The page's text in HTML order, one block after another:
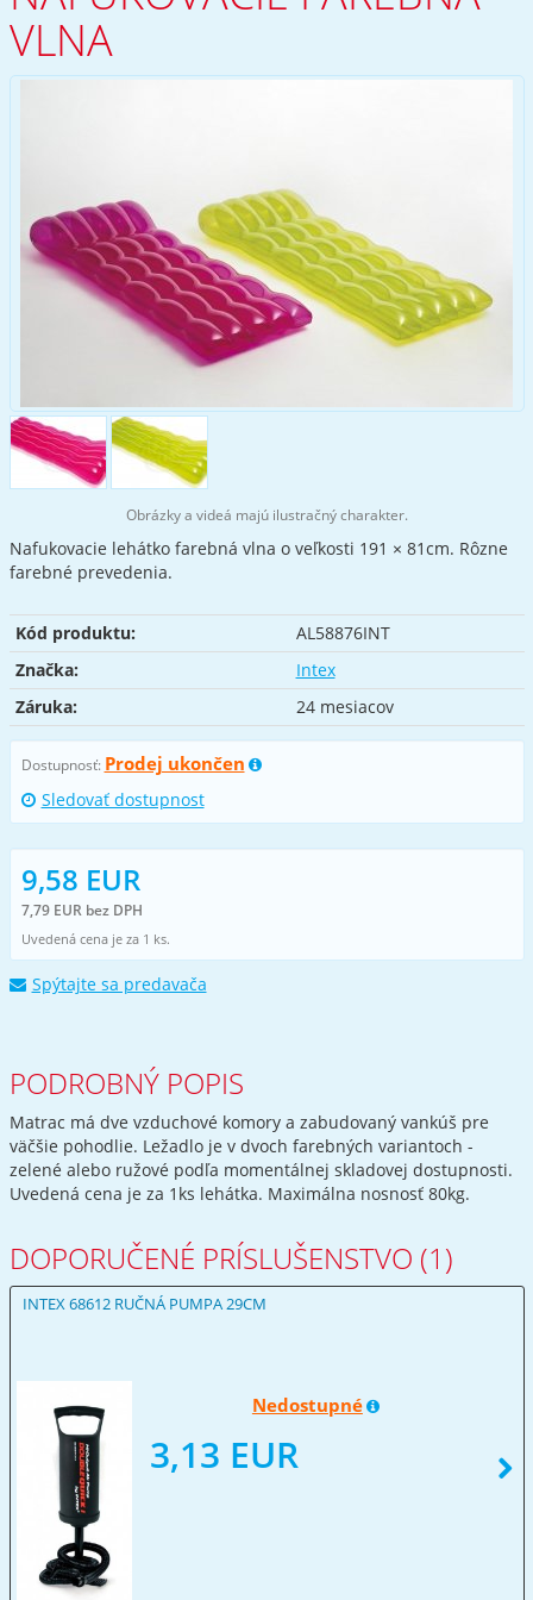
VLNA
Obrázky a videá majú ilustračný charakter.
Nafukovacie lehátko farebná vlna o veľkosti 191 × 81cm. Rôzne
farebné prevedenia.
Kód produktu:
AL58876INT
Značka:
Intex
Záruka:
24 mesiacov
Dostupnosť: Prodej ukončen
Sledovať dostupnost
9,58 EUR
7,79 EUR bez DPH
Uvedená cena je za 1 ks.
Spýtajte sa predavača
PODROBNÝ POPIS
Matrac má dve vzduchové komory a zabudovaný vankúš pre
väčšie pohodlie. Ležadlo je v dvoch farebných variantoch -
zelené alebo ružové podľa momentálnej skladovej dostupnosti.
Uvedená cena je za 1ks lehátka. Maximálna nosnosť 80kg.
DOPORUČENÉ PRÍSLUŠENSTVO (1)
INTEX 68612 RUČNÁ PUMPA 29CM
Nedostupné
3,13 EUR